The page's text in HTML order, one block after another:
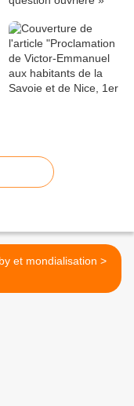
Rugby et mondialisation >